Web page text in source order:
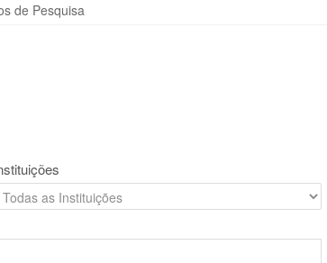
de Pesquisa